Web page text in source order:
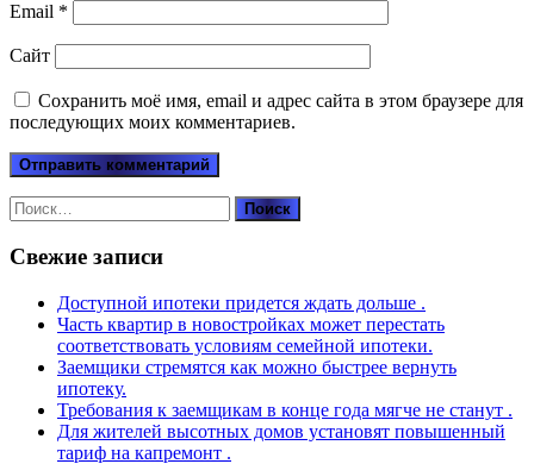
Email *
Сайт
Сохранить моё имя, email и адрес сайта в этом браузере для
последующих моих комментариев.
Найти:
Свежие записи
Доступной ипотеки придется ждать дольше .
Часть квартир в новостройках может перестать
соответствовать условиям семейной ипотеки.
Заемщики стремятся как можно быстрее вернуть
ипотеку.
Требования к заемщикам в конце года мягче не станут .
Для жителей высотных домов установят повышенный
тариф на капремонт .